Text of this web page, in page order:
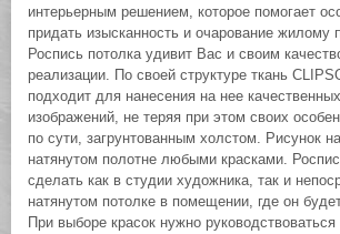
интерьерным решением, которое помогает
придать изысканность и очарование жилому
Роспись потолка удивит Вас и своим
реализации. По своей структуре ткань
подходит для нанесения на нее
изображений, не теряя при этом своих
по сути, загрунтованным холстом. Рисунок
натянутом полотне любыми красками.
сделать как в студии художника, так и
натянутом потолке в помещении, где он
При выборе красок нужно